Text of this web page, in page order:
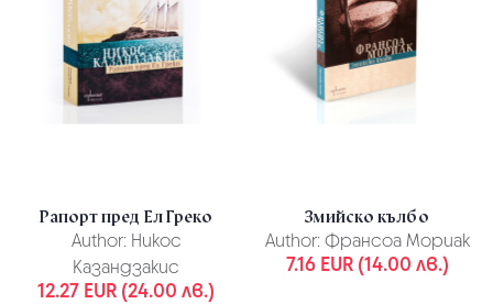
Рапорт пред Ел Греко
Author: Никос
Казандзакис
12.27 EUR (24.00 лв.)
Змийско кълбо
Author: Франсоа Мориак
7.16 EUR (14.00 лв.)